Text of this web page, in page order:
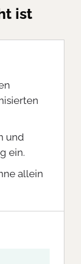
ist
und
ein.
allein